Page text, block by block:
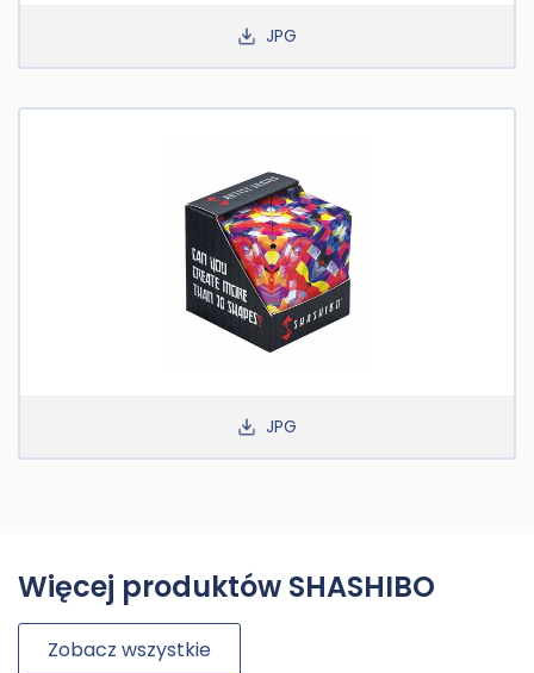
JPG
JPG
Więcej produktów SHASHIBO
Zobacz wszystkie